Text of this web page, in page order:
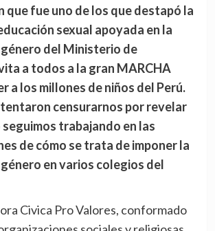
que fue uno de los que destapó la
sexual apoyada en la
del Ministerio de
a todos a la gran MARCHA
a los millones de niños del Perú.
censurarnos por revelar
trabajando en las
de cómo se trata de imponer la
en varios colegios del
Civica Pro Valores, conformado